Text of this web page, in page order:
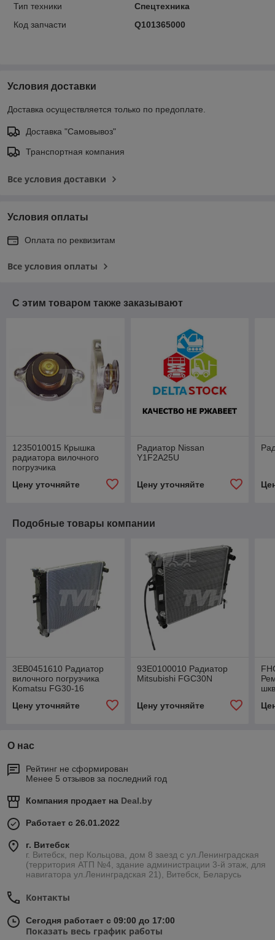
Тип техники
Спецтехника
Код запчасти
Q101365000
Условия доставки
Доставка осуществляется только по предоплате.
Доставка "Самовывоз"
Транспортная компания
Все условия доставки
Условия оплаты
Оплата по реквизитам
Все условия оплаты
С этим товаром также заказывают
1235010015 Крышка
радиатора вилочного
погрузчика
Цену уточняйте
Радиатор Nissan
Y1F2A25U
Цену уточняйте
Подобные товары компании
3EB0451610 Радиатор
вилочного погрузчика
Komatsu FG30-16
Цену уточняйте
93E0100010 Радиатор
Mitsubishi FGC30N
Цену уточняйте
О нас
Рейтинг не сформирован
Менее 5 отзывов за последний год
Компания продает на Deal.by
Работает с 26.01.2022
г. Витебск
г. Витебск, пер Кольцова, дом 8 заезд с ул.Ленинградская
(территория АТП №4, здание администрации 3-й этаж, для
навигатора ул.Ленинградская 21), Витебск, Беларусь
Контакты
Сегодня работает с 09:00 до 17:00
Показать весь график работы